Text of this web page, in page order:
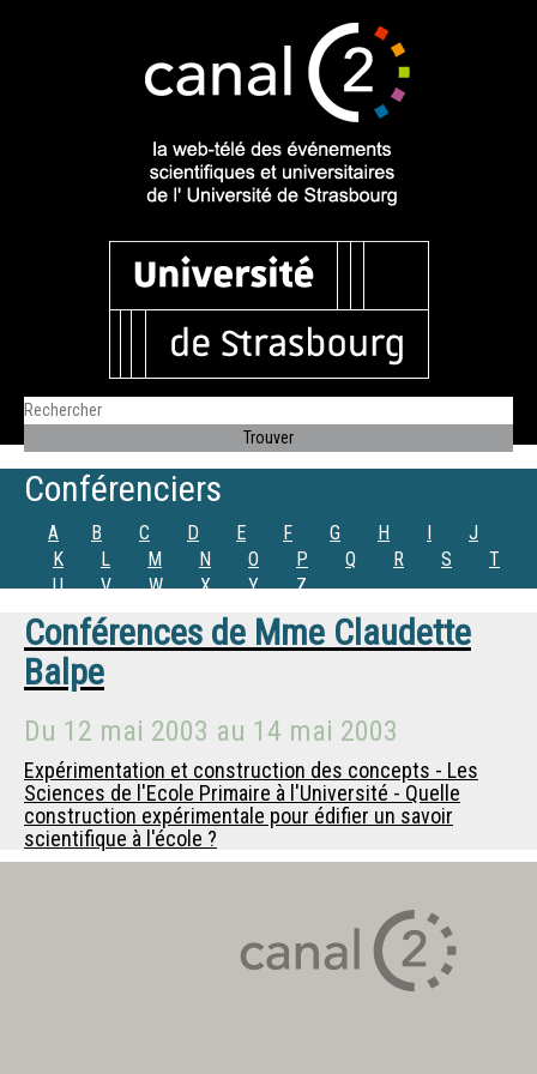
Conférenciers
A B C D E F G H I
J
K
L M N O P Q R S
T
U
V W X Y Z
Conférences de Mme Claudette
Balpe
Du 12 mai 2003 au 14 mai 2003
Expérimentation et construction des concepts - Les
Sciences de l'Ecole Primaire à l'Université - Quelle
construction expérimentale pour édifier un savoir
scientifique à l'école ?